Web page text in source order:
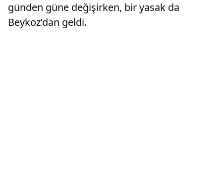
günden güne değişirken, bir yasak da
Beykoz’dan geldi.